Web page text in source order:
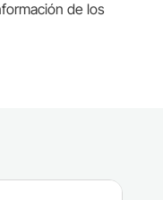
de los